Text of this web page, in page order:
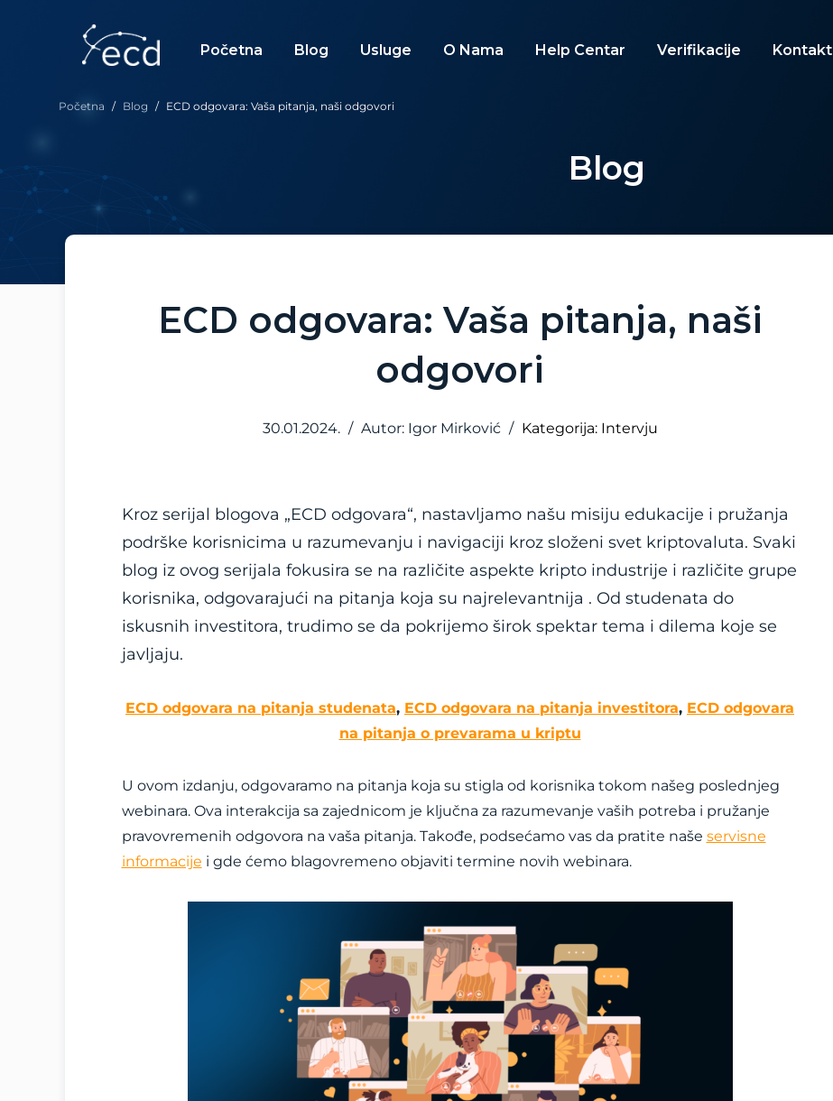
Početna Blog Usluge O Nama Help Centar Verifikacije Kontakt
Početna / Blog / ECD odgovara: Vaša pitanja, naši odgovori
Blog
ECD odgovara: Vaša pitanja, naši
odgovori
30.01.2024. / Autor: Igor Mirković / Kategorija: Intervju
Kroz serijal blogova „ECD odgovara“, nastavljamo našu misiju edukacije i pružanja
podrške korisnicima u razumevanju i navigaciji kroz složeni svet kriptovaluta. Svaki
blog iz ovog serijala fokusira se na različite aspekte kripto industrije i različite grupe
korisnika, odgovarajući na pitanja koja su najrelevantnija . Od studenata do
iskusnih investitora, trudimo se da pokrijemo širok spektar tema i dilema koje se
javljaju.
ECD odgovara na pitanja studenata, ECD odgovara na pitanja investitora, ECD odgovara
na pitanja o prevarama u kriptu
U ovom izdanju, odgovaramo na pitanja koja su stigla od korisnika tokom našeg poslednjeg
webinara. Ova interakcija sa zajednicom je ključna za razumevanje vaših potreba i pružanje
pravovremenih odgovora na vaša pitanja. Takođe, podsećamo vas da pratite naše servisne
informacije i gde ćemo blagovremeno objaviti termine novih webinara.